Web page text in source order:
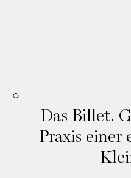
Das Billet.
Praxis einer